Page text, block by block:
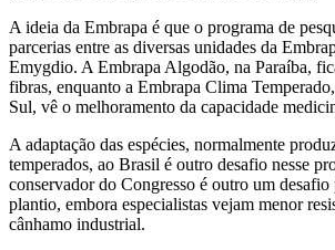
A ideia da Embrapa é que o programa de
parcerias entre as diversas unidades da
Emygdio. A Embrapa Algodão, na Paraíba,
fibras, enquanto a Embrapa Clima
Sul, vê o melhoramento da capacidade
A adaptação das espécies, normalmente
temperados, ao Brasil é outro desafio nesse
conservador do Congresso é outro um desafio
plantio, embora especialistas vejam menor
cânhamo industrial.